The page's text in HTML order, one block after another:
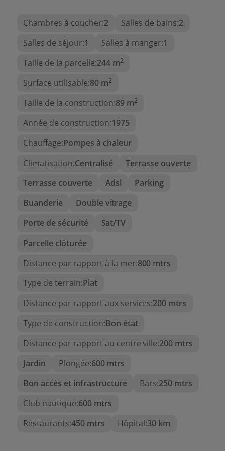
tous les revêtements de sol ont été retirés et
l'ensemble a été isolé avant la pose du nouveau
ventilation solaire forcée qui permet à l'air chaud
d'entrer dans la maison en fonction des réglages
du thermostat, ce qui représente une grande
économie d'énergie.
Un foyer qui allieintimité, confort et vues
Maison mitoyenne avec accès privé.
et jardin.
Vue sur la mer et la baie de Moraira depuis la
terrasse supérieure.
couverte à côté du jardin et l'autre à l'avant
de la maison avec vue sur la mer.
Les frais de la maison sont réduits, environ
charges de copropriété.
N'hésitez pas à contacter notre
équipe, qui vous aidera à prendre
!!!
Chambres à coucher:2 Salles de bains:2
Salles de séjour:1 Salles à manger:1
Taille de la parcelle:244 m2
Surface utilisable:80 m2
Taille de la construction:89 m2
Année de construction:1975
Chauffage:Pompes à chaleur
Climatisation:Centralisé
Terrasse ouverte
Terrasse couverte
Adsl
Parking
Buanderie
Double vitrage
Porte de sécurité
Sat/TV
Parcelle clôturée
Distance par rapport à la mer:800 mtrs
Type de terrain:Plat
Distance par rapport aux services:200 mtrs
Type de construction:Bon état
Distance par rapport au centre ville:200 mtrs
Jardin
Plongée:600 mtrs
Bon accès et infrastructure
Bars:250 mtrs
Club nautique:600 mtrs
Restaurants:450 mtrs Hôpital:30 km